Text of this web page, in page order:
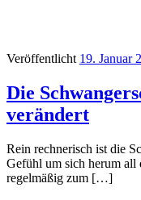
Veröffentlicht 19. Januar
Die
verändert
Rein rechnerisch ist die
Gefühl um sich herum all
regelmäßig zum […]